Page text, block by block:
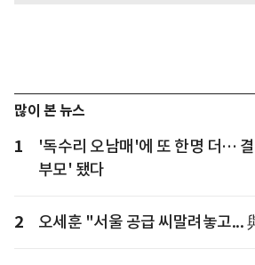
많이 본 뉴스
1
'독수리 오남매'에 또 한명 더…
부모' 됐다
2 오세훈 "서울 공급 씨말려놓고...